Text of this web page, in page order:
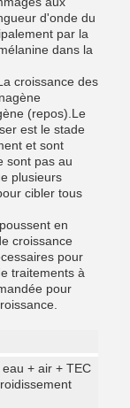
d'onde du
par la
dans la
croissance des
(repos).Le
est le stade
et sont
sont pas au
plusieurs
cibler tous
en
croissance
pour
traitements à
pour
+ air + TEC